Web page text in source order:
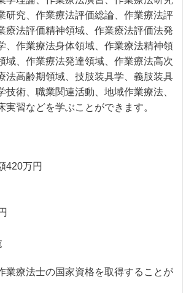
研究、作業療法評価総論、作業療法評
療法評価精神領域、作業療法評価法発
、作業療法身体領域、作業療法精神領
域、作業療法発達領域、作業療法高次
法高齢期領域、技肢装具学、義肢装具
技術、職業関連活動、地域作業療法、
実習などを学ぶことができます。
420万円
業療法士の国家資格を取得することが